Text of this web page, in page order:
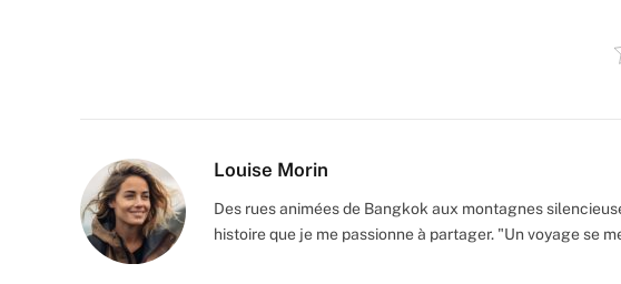
Louise Morin
Des rues animées de Bangkok aux montagnes
histoire que je me passionne à partager. "Un voyage se